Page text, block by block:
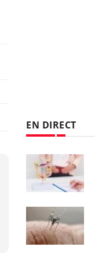
EN DIRECT